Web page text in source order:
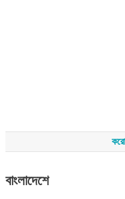
বাংলাদেশে